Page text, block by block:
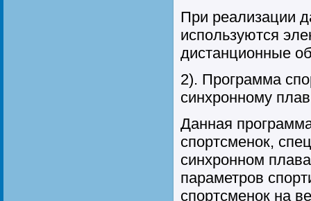
При реализации
используются
дистанционные
2). Программа
синхронному
Данная
спортсменок,
синхронном
параметров
спортсменок на